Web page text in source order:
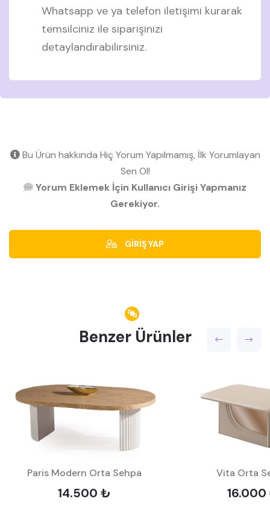
Whatsapp ve ya telefon iletişimi kurarak
temsilciniz ile siparişinizi
detaylandırabilirsiniz.
Bu Ürün hakkında Hiç Yorum Yapılmamış, İlk Yorumlayan
Sen Ol!
Yorum Eklemek İçin Kullanıcı Girişi Yapmanız
Gerekiyor.
GİRİŞ YAP
Benzer Ürünler
Paris Modern Orta Sehpa
14.500 ₺
Vita Orta